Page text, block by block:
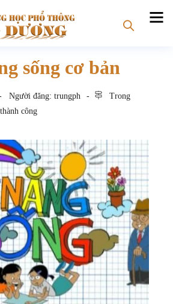
sống cơ bản
Người đăng: trungph
Trong
công